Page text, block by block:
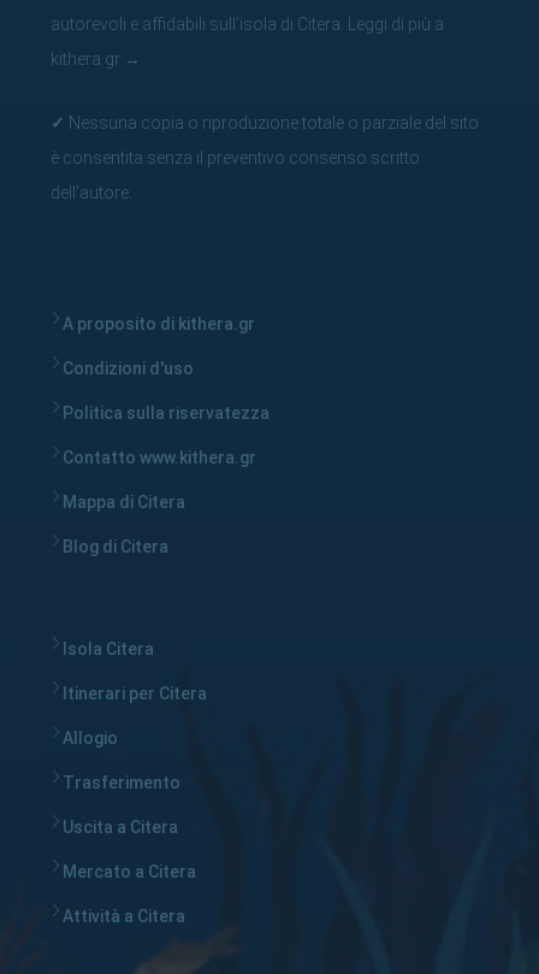
autorevoli e affidabili sull'isola di Citera. Leggi di più a
kithera.gr →
✓ Nessuna copia o riproduzione totale o parziale del sito
è consentita senza il preventivo consenso scritto
dell'autore.
A proposito di kithera.gr
Condizioni d'uso
Politica sulla riservatezza
Contatto www.kithera.gr
Mappa di Citera
Blog di Citera
Isola Citera
Itinerari per Citera
Allogio
Trasferimento
Uscita a Citera
Mercato a Citera
Attività a Citera